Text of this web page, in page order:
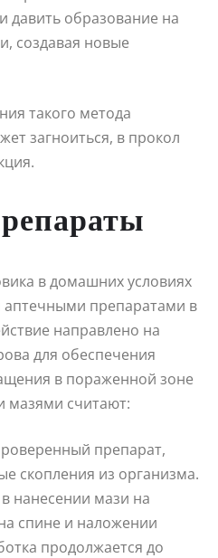
давить образование на
создавая новые
такого метода
загноиться, в прокол
в домашних условиях
аптечными препаратами в
направлено на
для обеспечения
в пораженной зоне
мазями считают:
препарат,
скопления из организма.
нанесении мази на
спине и наложении
продолжается до